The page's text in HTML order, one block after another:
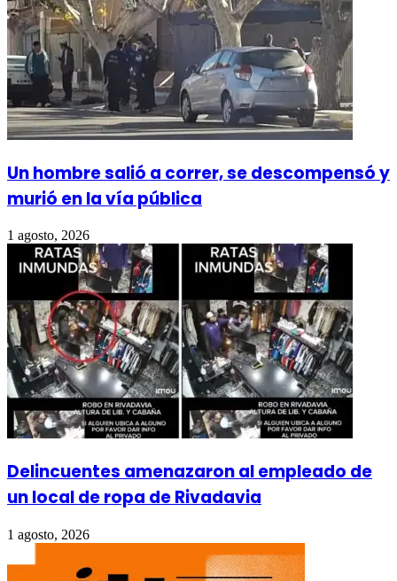
Un hombre salió a correr, se descompensó y
murió en la vía pública
1 agosto, 2026
Delincuentes amenazaron al empleado de
un local de ropa de Rivadavia
1 agosto, 2026